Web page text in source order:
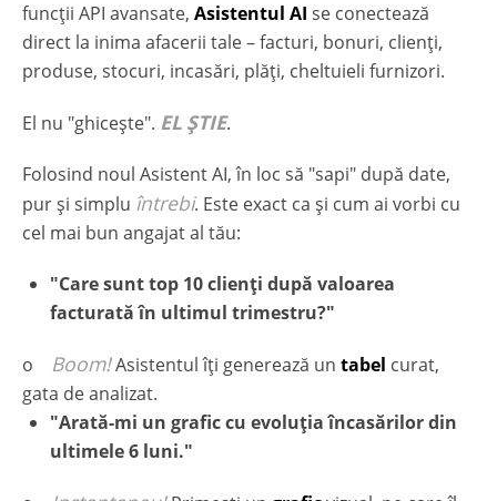
funcții API avansate,Asistentul AI se conectează
direct la inima afacerii tale – facturi, bonuri, clienți,
produse, stocuri, incasări, plăți, cheltuieli furnizori.
El nu "ghicește". EL ȘTIE.
Folosind noul Asistent AI, în loc să "sapi" după date,
pur și simplu întrebi. Este exact ca și cum ai vorbi cu
cel mai bun angajat al tău:
"Care sunt top 10 clienți după valoarea
facturată în ultimul trimestru?"
o Boom!Asistentul îți generează untabel curat,
gata de analizat.
"Arată-mi un grafic cu evoluția încasărilor din
ultimele 6 luni."